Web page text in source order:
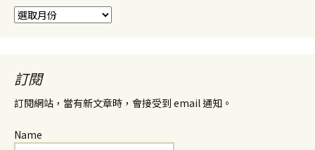
彙
整
訂閱
訂閱網站，當有新文章時，會接受到 email 通知。
Name